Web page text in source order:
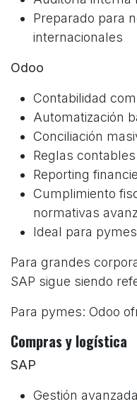
Preparado para
internacionales
Odoo
Contabilidad
Automatización
Conciliación
Reglas
Reporting
Cumplimiento
normativas
Ideal para
Para grandes
SAP sigue siendo
Para pymes: Odoo
Compras y logística
SAP
Gestión